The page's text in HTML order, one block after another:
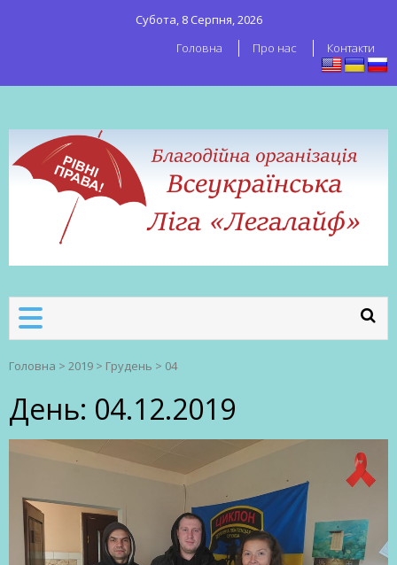
Субота, 8 Серпня, 2026
Головна
Про нас Контакти
робітників
Головна > 2019 > Грудень > 04
День: 04.12.2019